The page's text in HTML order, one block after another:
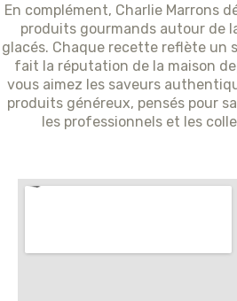
En complément, Charlie Marrons
produits gourmands autour de
glacés. Chaque recette reflète un
fait la réputation de la maison
vous aimez les saveurs
produits généreux, pensés pour
les professionnels et les